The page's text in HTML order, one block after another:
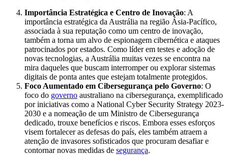
Importância Estratégica e Centro de Inovação: A
importância estratégica da Austrália na região Ásia-Pacífico,
associada à sua reputação como um centro de inovação,
também a torna um alvo de espionagem cibernética e ataques
patrocinados por estados. Como líder em testes e adoção de
novas tecnologias, a Austrália muitas vezes se encontra na
mira daqueles que buscam interromper ou explorar sistemas
digitais de ponta antes que estejam totalmente protegidos.
Foco Aumentado em Cibersegurança pelo Governo: O
foco do governo australiano na cibersegurança, exemplificado
por iniciativas como a National Cyber Security Strategy 2023-
2030 e a nomeação de um Ministro de Cibersegurança
dedicado, trouxe benefícios e riscos. Embora esses esforços
visem fortalecer as defesas do país, eles também atraem a
atenção de invasores sofisticados que procuram desafiar e
contornar novas medidas de segurança.